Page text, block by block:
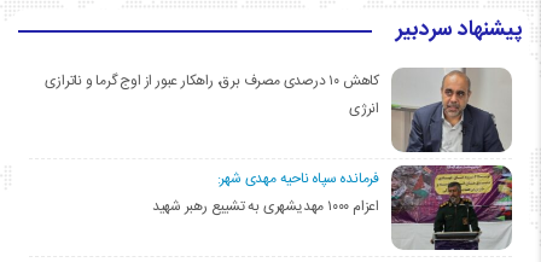
پیشنهاد سردبیر
کاهش ۱۰ درصدی مصرف برق، راهکار عبور از اوج گرما و ناترازی
انرژی
فرمانده سپاه ناحیه مهدی شهر:
اعزام ۱۰۰۰ مهدیشهری به تشییع رهبر شهید